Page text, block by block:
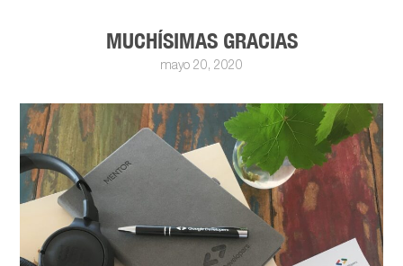
MUCHÍSIMAS GRACIAS
mayo 20, 2020